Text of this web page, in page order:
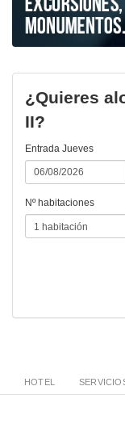
¿Quieres
II?
Entrada Jueves
Nº habitaciones
HOTEL